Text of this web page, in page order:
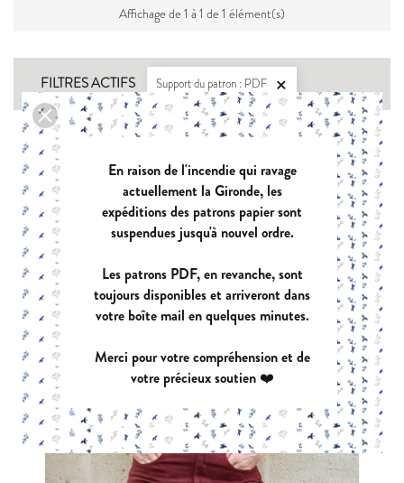
Affichage de 1 à 1 de 1 élément(s)
FILTRES ACTIFS Support du patron : PDF 
En raison de l'incendie qui ravage
actuellement la Gironde, les
expéditions des patrons papier sont
suspendues jusqu'à nouvel ordre.
Les patrons PDF, en revanche, sont
toujours disponibles et arriveront dans
votre boîte mail en quelques minutes.
Merci pour votre compréhension et de
votre précieux soutien ❤️